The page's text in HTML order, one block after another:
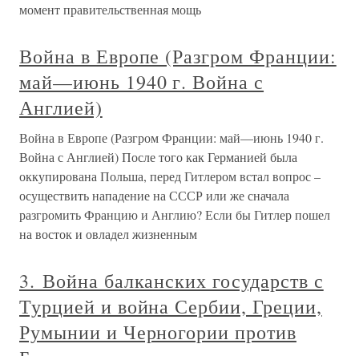
момент правительственная мощь
Война в Европе (Разгром Франции:
май—июнь 1940 г. Война с
Англией)
Война в Европе (Разгром Франции: май—июнь 1940 г.
Война с Англией) После того как Германией была
оккупирована Польша, перед Гитлером встал вопрос –
осуществить нападение на СССР или же сначала
разгромить Францию и Англию? Если бы Гитлер пошел
на восток и овладел жизненным
3. Война балканских государств с
Турцией и война Сербии, Греции,
Румынии и Черногории против